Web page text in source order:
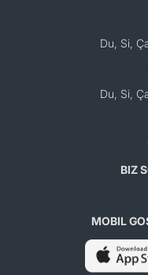
Du, Si,
Du, Si,
BIZ
MOBIL